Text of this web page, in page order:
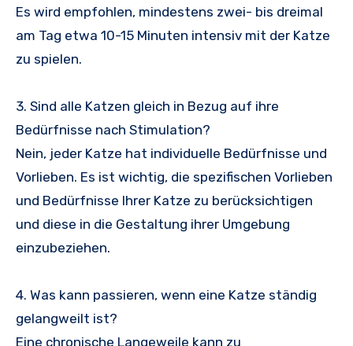
Es wird empfohlen, mindestens zwei- bis dreimal
am Tag etwa 10-15 Minuten intensiv mit der Katze
zu spielen.
3. Sind alle Katzen gleich in Bezug auf ihre
Bedürfnisse nach Stimulation?
Nein, jeder Katze hat individuelle Bedürfnisse und
Vorlieben. Es ist wichtig, die spezifischen Vorlieben
und Bedürfnisse Ihrer Katze zu berücksichtigen
und diese in die Gestaltung ihrer Umgebung
einzubeziehen.
4. Was kann passieren, wenn eine Katze ständig
gelangweilt ist?
Eine chronische Langeweile kann zu